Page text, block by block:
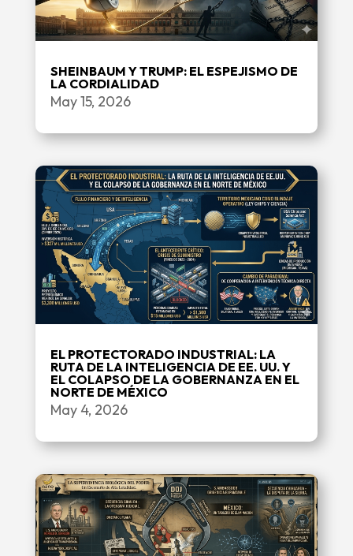
SHEINBAUM Y TRUMP: EL ESPEJISMO DE
LA CORDIALIDAD
May 15, 2026
EL PROTECTORADO INDUSTRIAL: LA
RUTA DE LA INTELIGENCIA DE EE. UU. Y
EL COLAPSO DE LA GOBERNANZA EN EL
NORTE DE MÉXICO
May 4, 2026